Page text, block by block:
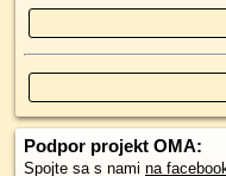
Podpor projekt OMA:
Spojte sa s nami na